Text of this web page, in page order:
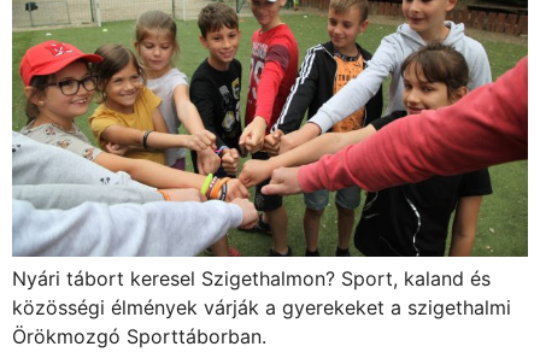
Nyári tábort keresel Szigethalmon? Sport, kaland és
közösségi élmények várják a gyerekeket a szigethalmi
Örökmozgó Sporttáborban.